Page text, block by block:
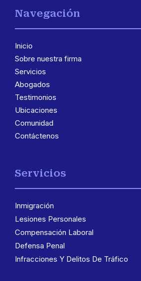
Navegación
Inicio
Sobre nuestra firma
Servicios
Abogados
Testimonios
Ubicaciones
Comunidad
Contáctenos
Servicios
Inmigración
Lesiones Personales
Compensación Laboral
Defensa Penal
Infracciones Y Delitos De Tráfico